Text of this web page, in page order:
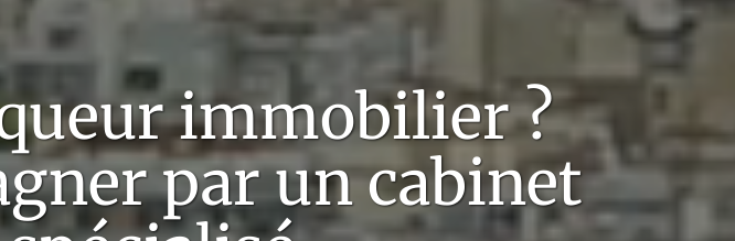
immobilier?
par un cabinet